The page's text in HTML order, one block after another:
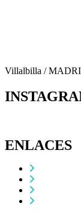
Villalbilla /
ENLACES